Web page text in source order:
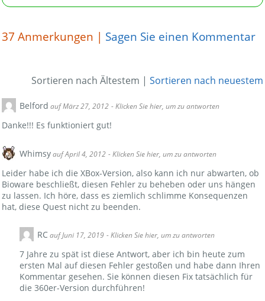
37 Anmerkungen | Sagen Sie einen Kommentar
Sortieren nach Ältestem | Sortieren nach neuestem
Belford auf März 27, 2012 - Klicken Sie hier, um zu antworten
Danke!!! Es funktioniert gut!
Whimsyauf April 4, 2012 - Klicken Sie hier, um zu antworten
Leider habe ich die XBox-Version, also kann ich nur abwarten, ob
Bioware beschließt, diesen Fehler zu beheben oder uns hängen
zu lassen. Ich höre, dass es ziemlich schlimme Konsequenzen
hat, diese Quest nicht zu beenden.
RCauf Juni 17, 2019 - Klicken Sie hier, um zu antworten
7 Jahre zu spät ist diese Antwort, aber ich bin heute zum
ersten Mal auf diesen Fehler gestoßen und habe dann Ihren
Kommentar gesehen. Sie können diesen Fix tatsächlich für
die 360er-Version durchführen!